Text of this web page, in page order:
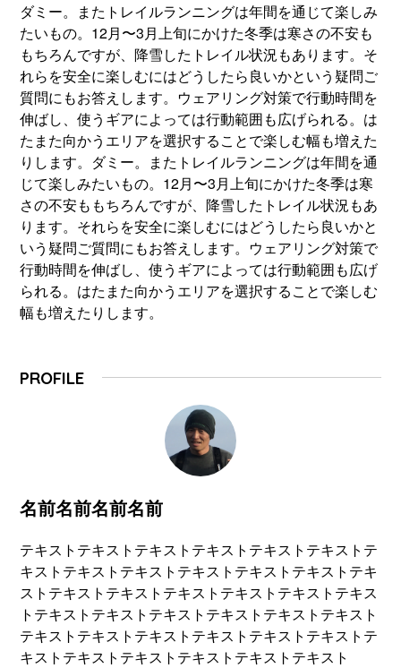
ダミー。またトレイルランニングは年間を通じて楽しみ
たいもの。12月〜3月上旬にかけた冬季は寒さの不安も
もちろんですが、降雪したトレイル状況もあります。そ
れらを安全に楽しむにはどうしたら良いかという疑問ご
質問にもお答えします。ウェアリング対策で行動時間を
伸ばし、使うギアによっては行動範囲も広げられる。は
たまた向かうエリアを選択することで楽しむ幅も増えた
りします。ダミー。またトレイルランニングは年間を通
じて楽しみたいもの。12月〜3月上旬にかけた冬季は寒
さの不安ももちろんですが、降雪したトレイル状況もあ
ります。それらを安全に楽しむにはどうしたら良いかと
いう疑問ご質問にもお答えします。ウェアリング対策で
行動時間を伸ばし、使うギアによっては行動範囲も広げ
られる。はたまた向かうエリアを選択することで楽しむ
幅も増えたりします。
PROFILE
名前名前名前名前
テキストテキストテキストテキストテキストテキストテ
キストテキストテキストテキストテキストテキストテキ
ストテキストテキストテキストテキストテキストテキス
トテキストテキストテキストテキストテキストテキスト
テキストテキストテキストテキストテキストテキストテ
キストテキストテキストテキストテキストテキスト